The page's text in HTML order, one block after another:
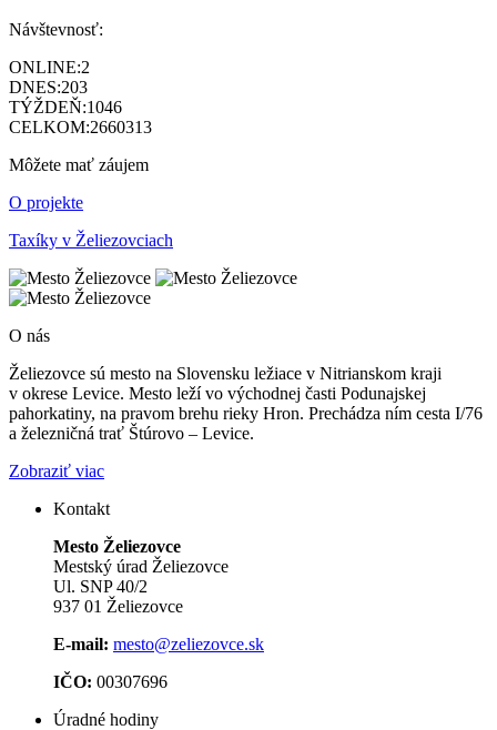
Návštevnosť:
ONLINE:2
DNES:203
TÝŽDEŇ:1046
CELKOM:2660313
Môžete mať záujem
O projekte
Taxíky v Želiezovciach
O nás
Želiezovce sú mesto na Slovensku ležiace v Nitrianskom kraji
v okrese Levice. Mesto leží vo východnej časti Podunajskej
pahorkatiny, na pravom brehu rieky Hron. Prechádza ním cesta I/76
a železničná trať Štúrovo – Levice.
Zobraziť viac
Kontakt
Mesto Želiezovce
Mestský úrad Želiezovce
Ul. SNP 40/2
937 01 Želiezovce
E-mail: mesto@zeliezovce.sk
IČO: 00307696
Úradné hodiny